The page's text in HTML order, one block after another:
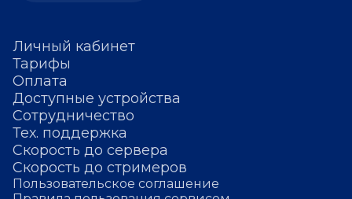
Личный кабинет
Тарифы
Оплата
Доступные устройства
Сотрудничество
Тех. поддержка
Скорость до сервера
Скорость до стримеров
Пользовательское соглашение